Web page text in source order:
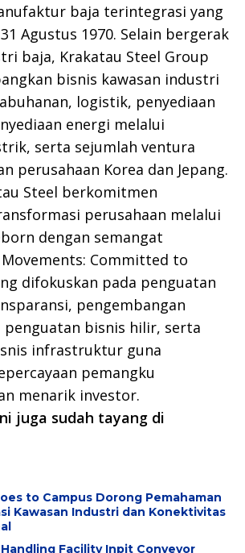
baja terintegrasi yang
Agustus 1970. Selain bergerak
baja, Krakatau Steel Group
bisnis kawasan industri
logistik, penyediaan
energi melalui
serta sejumlah ventura
perusahaan Korea dan Jepang.
Steel berkomitmen
perusahaan melalui
dengan semangat
Committed to
difokuskan pada penguatan
pengembangan
penguatan bisnis hilir, serta
infrastruktur guna
pemangku
menarik investor.
juga sudah tayang di
to Campus Dorong Pemahaman
Kawasan Industri dan Konektivitas
Handling Facility Inpit Conveyor